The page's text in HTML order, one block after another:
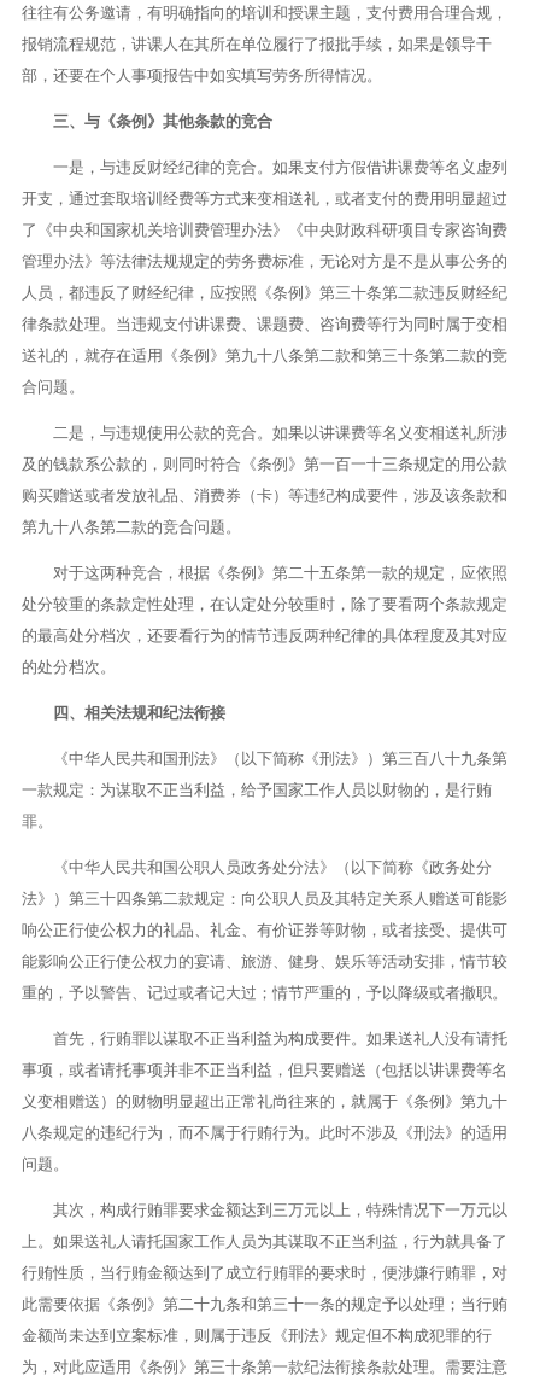
往往有公务邀请，有明确指向的培训和授课主题，支付费用合理合规，
报销流程规范，讲课人在其所在单位履行了报批手续，如果是领导干
部，还要在个人事项报告中如实填写劳务所得情况。
三、与《条例》其他条款的竞合
一是，与违反财经纪律的竞合。如果支付方假借讲课费等名义虚列
开支，通过套取培训经费等方式来变相送礼，或者支付的费用明显超过
了《中央和国家机关培训费管理办法》《中央财政科研项目专家咨询费
管理办法》等法律法规规定的劳务费标准，无论对方是不是从事公务的
人员，都违反了财经纪律，应按照《条例》第三十条第二款违反财经纪
律条款处理。当违规支付讲课费、课题费、咨询费等行为同时属于变相
送礼的，就存在适用《条例》第九十八条第二款和第三十条第二款的竞
合问题。
二是，与违规使用公款的竞合。如果以讲课费等名义变相送礼所涉
及的钱款系公款的，则同时符合《条例》第一百一十三条规定的用公款
购买赠送或者发放礼品、消费券（卡）等违纪构成要件，涉及该条款和
第九十八条第二款的竞合问题。
对于这两种竞合，根据《条例》第二十五条第一款的规定，应依照
处分较重的条款定性处理，在认定处分较重时，除了要看两个条款规定
的最高处分档次，还要看行为的情节违反两种纪律的具体程度及其对应
的处分档次。
四、相关法规和纪法衔接
《中华人民共和国刑法》（以下简称《刑法》）第三百八十九条第
一款规定：为谋取不正当利益，给予国家工作人员以财物的，是行贿
罪。
《中华人民共和国公职人员政务处分法》（以下简称《政务处分
法》）第三十四条第二款规定：向公职人员及其特定关系人赠送可能影
响公正行使公权力的礼品、礼金、有价证券等财物，或者接受、提供可
能影响公正行使公权力的宴请、旅游、健身、娱乐等活动安排，情节较
重的，予以警告、记过或者记大过；情节严重的，予以降级或者撤职。
首先，行贿罪以谋取不正当利益为构成要件。如果送礼人没有请托
事项，或者请托事项并非不正当利益，但只要赠送（包括以讲课费等名
义变相赠送）的财物明显超出正常礼尚往来的，就属于《条例》第九十
八条规定的违纪行为，而不属于行贿行为。此时不涉及《刑法》的适用
问题。
其次，构成行贿罪要求金额达到三万元以上，特殊情况下一万元以
上。如果送礼人请托国家工作人员为其谋取不正当利益，行为就具备了
行贿性质，当行贿金额达到了成立行贿罪的要求时，便涉嫌行贿罪，对
此需要依据《条例》第二十九条和第三十一条的规定予以处理；当行贿
金额尚未达到立案标准，则属于违反《刑法》规定但不构成犯罪的行
为，对此应适用《条例》第三十条第一款纪法衔接条款处理。需要注意